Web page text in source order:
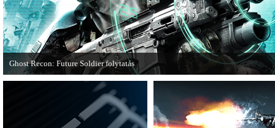
Ghost Recon: Future Soldier folytatás
Több jel is utal arra, hogy készülőben van a Ghost Recon: Future Soldier